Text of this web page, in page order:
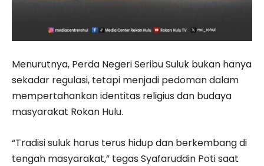
Menurutnya, Perda Negeri Seribu Suluk bukan hanya
sekadar regulasi, tetapi menjadi pedoman dalam
mempertahankan identitas religius dan budaya
masyarakat Rokan Hulu.
“Tradisi suluk harus terus hidup dan berkembang di
tengah masyarakat,” tegas Syafaruddin Poti saat